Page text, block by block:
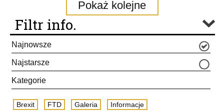
Pokaż kolejne
Filtr info.
Najnowsze
Najstarsze
Kategorie
Brexit FTD Galeria Informacje